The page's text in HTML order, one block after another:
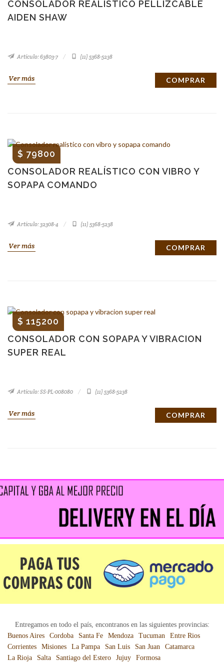
CONSOLADOR REALÍSTICO PELLIZCABLE
AIDEN SHAW
Artículo: 63803-7 (11) 5368-5238
Ver más COMPRAR
CONSOLADOR REALÍSTICO CON VIBRO Y
SOPAPA COMANDO
$ 79800
Artículo: 32308-4 (11) 5368-5238
Ver más COMPRAR
CONSOLADOR CON SOPAPA Y VIBRACION
SUPER REAL
$ 115200
Artículo: SS-PL-008080 (11) 5368-5238
Ver más COMPRAR
Entregamos en todo el país, encontranos en las siguientes provincias:
Buenos Aires
Cordoba Santa Fe Mendoza Tucuman
Entre Rios
Corrientes
Misiones La Pampa San Luis San Juan
Catamarca
La Rioja
Salta Santiago del Estero Jujuy
Formosa